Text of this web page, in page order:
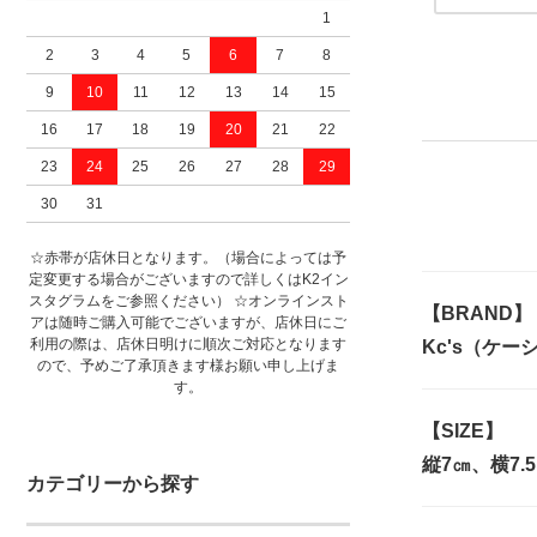
1
2 3 4 5 6 7 8
9 10 11 12 13 14 15
16 17 18 19 20 21 22
23 24 25 26 27 28 29
30 31
☆赤帯が店休日となります。（場合によっては予
定変更する場合がございますので詳しくはK2イン
スタグラムをご参照ください） ☆オンラインスト
アは随時ご購入可能でございますが、店休日にご
利用の際は、店休日明けに順次ご対応となります
ので、予めご了承頂きます様お願い申し上げま
す。
カテゴリーから探す
【BRAND】
Kc's（ケーシ
【SIZE】
縦7㎝、横